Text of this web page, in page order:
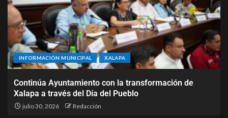
INFORMACIÓN MUNICIPAL XALAPA
Continúa Ayuntamiento con la transformación de
Xalapa a través del Día del Pueblo
julio 30, 2026 Redacción